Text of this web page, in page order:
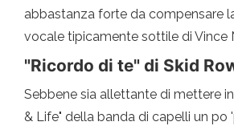
abbastanza forte da compensare
vocale tipicamente sottile di Vince
"Ricordo di te" di Skid
Sebbene sia allettante di mettere
& Life" della banda di capelli un po